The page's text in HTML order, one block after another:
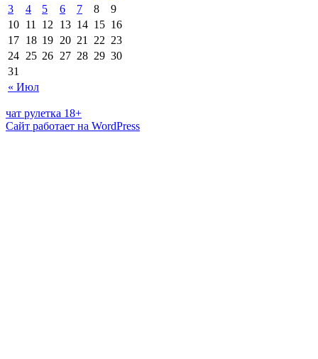
« Июл
3
4 5 6 7 8
9
10 11 12 13 14 15 16
17 18 19 20 21 22 23
24 25 26 27 28 29 30
31
чат рулетка 18+
Сайт работает на WordPress